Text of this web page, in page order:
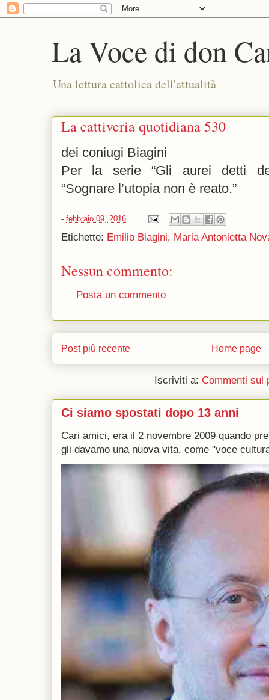
La Voce di don
Una lettura cattolica dell'attualità
La cattiveria quotidiana 530
dei coniugi Biagini
Per la serie “Gli aurei detti
“Sognare l’utopia non è reato.”
- febbraio 09, 2016
Etichette: Emilio Biagini, Maria Antonietta
Nessun commento:
Posta un commento
Post più recente Home page
Iscriviti a: Commenti sul
Ci siamo spostati dopo 13 anni
Cari amici, era il 2 novembre 2009 quando
gli davamo una nuova vita, come "voce